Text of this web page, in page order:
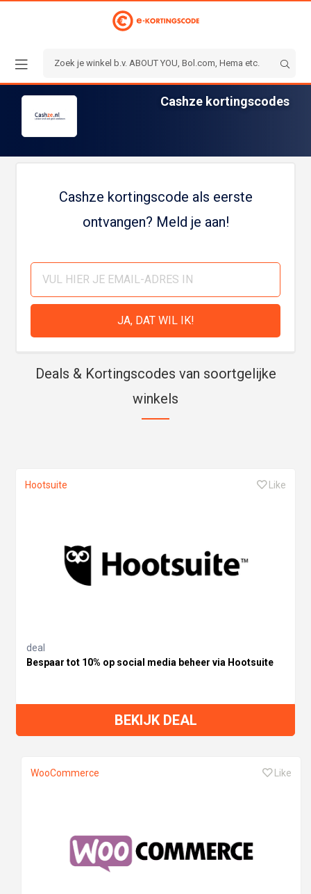
Cashze kortingscodes
Cashze kortingscode als eerste
ontvangen? Meld je aan!
Deals & Kortingscodes van soortgelijke
winkels
Hootsuite Like
deal
Bespaar tot 10% op social media beheer via Hootsuite
BEKIJK DEAL
WooCommerce Like